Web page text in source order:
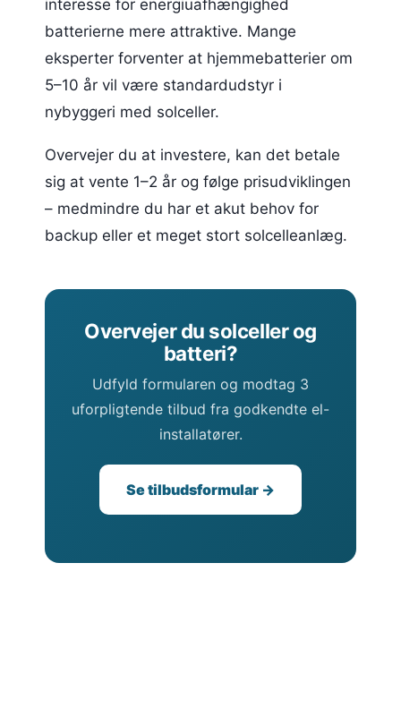
interesse for energiuafhængighed
batterierne mere attraktive. Mange
eksperter forventer at hjemmebatterier om
5–10 år vil være standardudstyr i
nybyggeri med solceller.
Overvejer du at investere, kan det betale
sig at vente 1–2 år og følge prisudviklingen
– medmindre du har et akut behov for
backup eller et meget stort solcelleanlæg.
Overvejer du solceller og
batteri?
Udfyld formularen og modtag 3
uforpligtende tilbud fra godkendte el-
installatører.
Se tilbudsformular →